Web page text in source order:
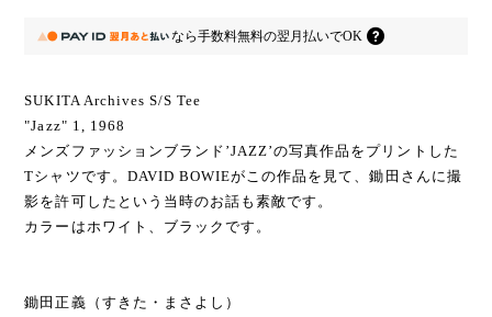
なら手数料無料の翌月払いでOK
SUKITA Archives S/S Tee
"Jazz" 1, 1968
メンズファッションブランド’JAZZ’の写真作品をプリントした
Tシャツです。DAVID BOWIEがこの作品を見て、鋤田さんに撮
影を許可したという当時のお話も素敵です。
カラーはホワイト、ブラックです。
鋤田正義（すきた・まさよし）